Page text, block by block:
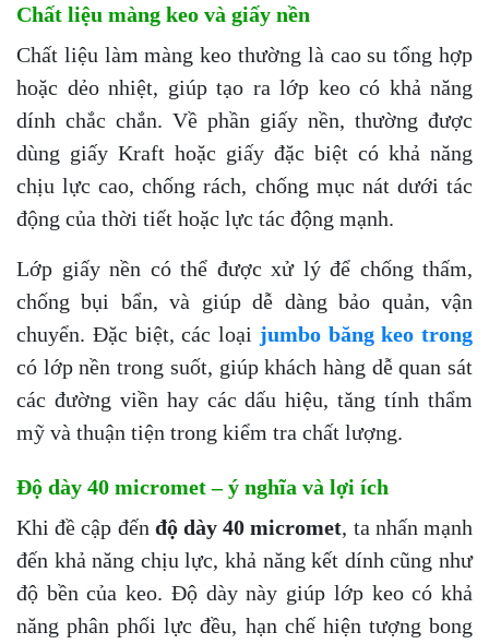
Chất liệu màng keo và giấy nền
Chất liệu làm màng keo thường là cao su tổng hợp
hoặc dẻo nhiệt, giúp tạo ra lớp keo có khả năng
dính chắc chắn. Về phần giấy nền, thường được
dùng giấy Kraft hoặc giấy đặc biệt có khả năng
chịu lực cao, chống rách, chống mục nát dưới tác
động của thời tiết hoặc lực tác động mạnh.
Lớp giấy nền có thể được xử lý để chống thấm,
chống bụi bẩn, và giúp dễ dàng bảo quản, vận
chuyển. Đặc biệt, các loại jumbo băng keo trong
có lớp nền trong suốt, giúp khách hàng dễ quan sát
các đường viền hay các dấu hiệu, tăng tính thẩm
mỹ và thuận tiện trong kiểm tra chất lượng.
Độ dày 40 micromet – ý nghĩa và lợi ích
Khi đề cập đến độ dày 40 micromet, ta nhấn mạnh
đến khả năng chịu lực, khả năng kết dính cũng như
độ bền của keo. Độ dày này giúp lớp keo có khả
năng phân phối lực đều, hạn chế hiện tượng bong